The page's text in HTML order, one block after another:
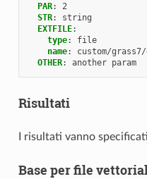
PAR:
2
STR:
string
EXTFILE:
type:
file
name:
custom/
OTHER: another param
Risultati
I risultati vanno
Base per file